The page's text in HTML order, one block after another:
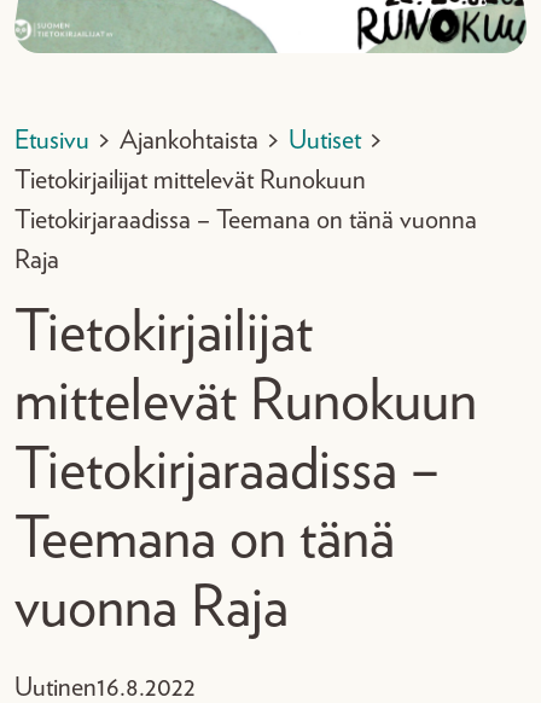
Etusivu > Ajankohtaista > Uutiset >
Tietokirjailijat mittelevät Runokuun
Tietokirjaraadissa – Teemana on tänä vuonna
Raja
Tietokirjailijat
mittelevät Runokuun
Tietokirjaraadissa –
Teemana on tänä
vuonna Raja
Uutinen16.8.2022